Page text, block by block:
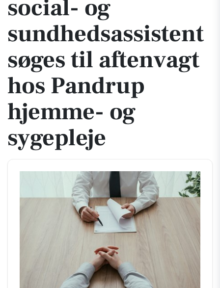
social- og
sundhedsassistent
søges til aftenvagt
hos Pandrup
hjemme- og
sygepleje